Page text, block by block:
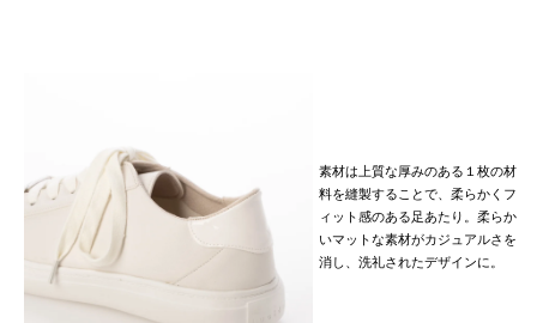
素材は上質な厚みのある１枚の材
料を縫製することで、柔らかくフ
ィット感のある足あたり。柔らか
いマットな素材がカジュアルさを
消し、洗礼されたデザインに。